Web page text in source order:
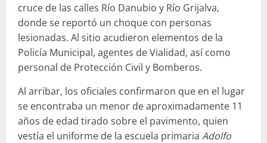
cruce de las calles Río Danubio y Río Grijalva,
donde se reportó un choque con personas
lesionadas. Al sitio acudieron elementos de la
Policía Municipal, agentes de Vialidad, así como
personal de Protección Civil y Bomberos.
Al arribar, los oficiales confirmaron que en el lugar
se encontraba un menor de aproximadamente 11
años de edad tirado sobre el pavimento, quien
vestía el uniforme de la escuela primaria Adolfo